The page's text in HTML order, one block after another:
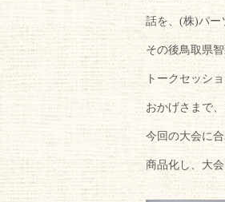
話を、(株)パー
その後鳥取県
トークセッシ
おかげさまで
今回の大会に
商品化し、大会